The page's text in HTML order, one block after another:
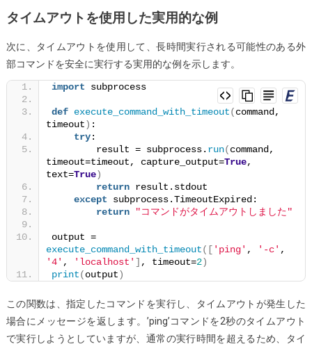
タイムアウトを使用した実用的な例
次に、タイムアウトを使用して、長時間実行される可能性のある外
部コマンドを安全に実行する実用的な例を示します。
import subprocess
def execute_command_with_timeout(command,
timeout) :
try:
        result = subprocess.
run(command,
timeout=timeout, capture_output=True,
text=True)
return result.stdout
except subprocess.TimeoutExpired:
return
"コマンドがタイムアウトしました"
output =
execute_command_with_timeout([ 'ping' , '-c'
'4' , 'localhost' ] , timeout=2)
print(output)
この関数は、指定したコマンドを実行し、タイムアウトが発生した
場合にメッセージを返します。’ping’コマンドを2秒のタイムアウト
で実行しようとしていますが、通常の実行時間を超えるため、タイ